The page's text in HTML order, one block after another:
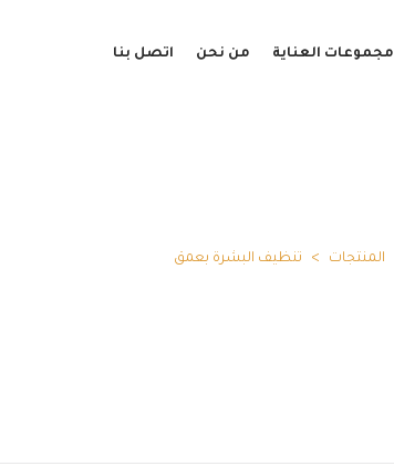
مجموعات العناية من نحن اتصل بنا
المنتجات > تنظيف البشرة بعمق